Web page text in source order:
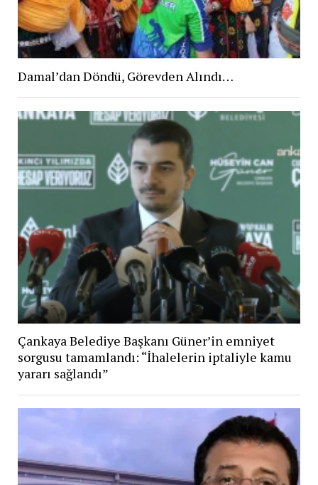
Damal’dan Döndü, Görevden Alındı…
Çankaya Belediye Başkanı Güner’in emniyet
sorgusu tamamlandı: “İhalelerin iptaliyle kamu
yararı sağlandı”